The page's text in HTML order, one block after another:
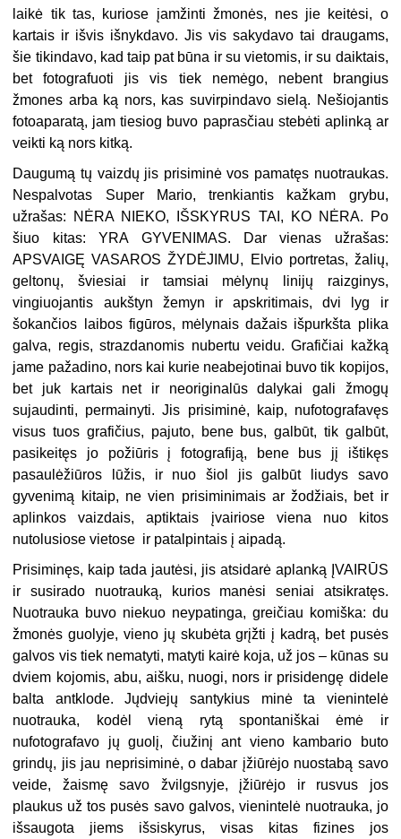
laikė tik tas, kuriose įamžinti žmonės, nes jie keitėsi, o
kartais ir išvis išnykdavo. Jis vis sakydavo tai draugams,
šie tikindavo, kad taip pat būna ir su vietomis, ir su daiktais,
bet fotografuoti jis vis tiek nemėgo, nebent brangius
žmones arba ką nors, kas suvirpindavo sielą. Nešiojantis
fotoaparatą, jam tiesiog buvo paprasčiau stebėti aplinką ar
veikti ką nors kitką.
Daugumą tų vaizdų jis prisiminė vos pamatęs nuotraukas.
Nespalvotas Super Mario, trenkiantis kažkam grybu,
užrašas: NĖRA NIEKO, IŠSKYRUS TAI, KO NĖRA. Po
šiuo kitas: YRA GYVENIMAS. Dar vienas užrašas:
APSVAIGĘ VASAROS ŽYDĖJIMU, Elvio portretas, žalių,
geltonų, šviesiai ir tamsiai mėlynų linijų raizginys,
vingiuojantis aukštyn žemyn ir apskritimais, dvi lyg ir
šokančios laibos figūros, mėlynais dažais išpurkšta plika
galva, regis, strazdanomis nubertu veidu. Grafičiai kažką
jame pažadino, nors kai kurie neabejotinai buvo tik kopijos,
bet juk kartais net ir neoriginalūs dalykai gali žmogų
sujaudinti, permainyti. Jis prisiminė, kaip, nufotografavęs
visus tuos grafičius, pajuto, bene bus, galbūt, tik galbūt,
pasikeitęs jo požiūris į fotografiją, bene bus jį ištikęs
pasaulėžiūros lūžis, ir nuo šiol jis galbūt liudys savo
gyvenimą kitaip, ne vien prisiminimais ar žodžiais, bet ir
aplinkos vaizdais, aptiktais įvairiose viena nuo kitos
nutolusiose vietose ir patalpintais į aipadą.
Prisiminęs, kaip tada jautėsi, jis atsidarė aplanką ĮVAIRŪS
ir susirado nuotrauką, kurios manėsi seniai atsikratęs.
Nuotrauka buvo niekuo neypatinga, greičiau komiška: du
žmonės guolyje, vieno jų skubėta grįžti į kadrą, bet pusės
galvos vis tiek nematyti, matyti kairė koja, už jos – kūnas su
dviem kojomis, abu, aišku, nuogi, nors ir prisidengę didele
balta antklode. Jųdviejų santykius minė ta vienintelė
nuotrauka, kodėl vieną rytą spontaniškai ėmė ir
nufotografavo jų guolį, čiužinį ant vieno kambario buto
grindų, jis jau neprisiminė, o dabar įžiūrėjo nuostabą savo
veide, žaismę savo žvilgsnyje, įžiūrėjo ir rusvus jos
plaukus už tos pusės savo galvos, vienintelė nuotrauka, jo
išsaugota jiems išsiskyrus, visas kitas fizines jos